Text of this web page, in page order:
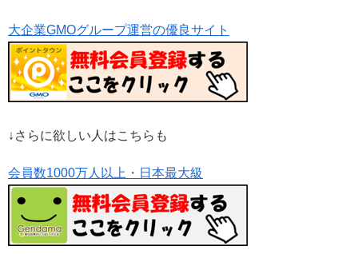
大企業GMOグループ運営の優良サイト
↓さらに欲しい人はこちらも
会員数1000万人以上・日本最大級